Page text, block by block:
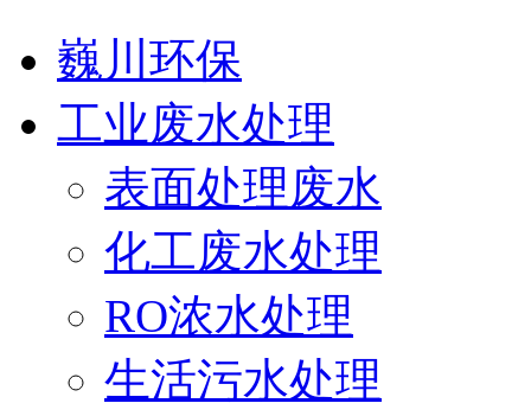
巍川环保
工业废水处理
表面处理废水
化工废水处理
RO浓水处理
生活污水处理